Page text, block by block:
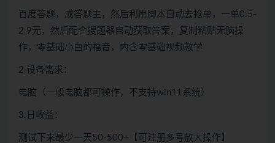
百度答题，成答题主，然后利用脚本自动去抢单，一单0.5-
2.9元，然后配合搜题器自动获取答案，复制粘贴无脑操
作，零基础小白的福音，内含零基础视频教学
2.设备需求：
电脑（一般电脑都可操作，不支持win11系统）
3.日收益：
测试下来最少一天50-500+【可注册多号放大操作】